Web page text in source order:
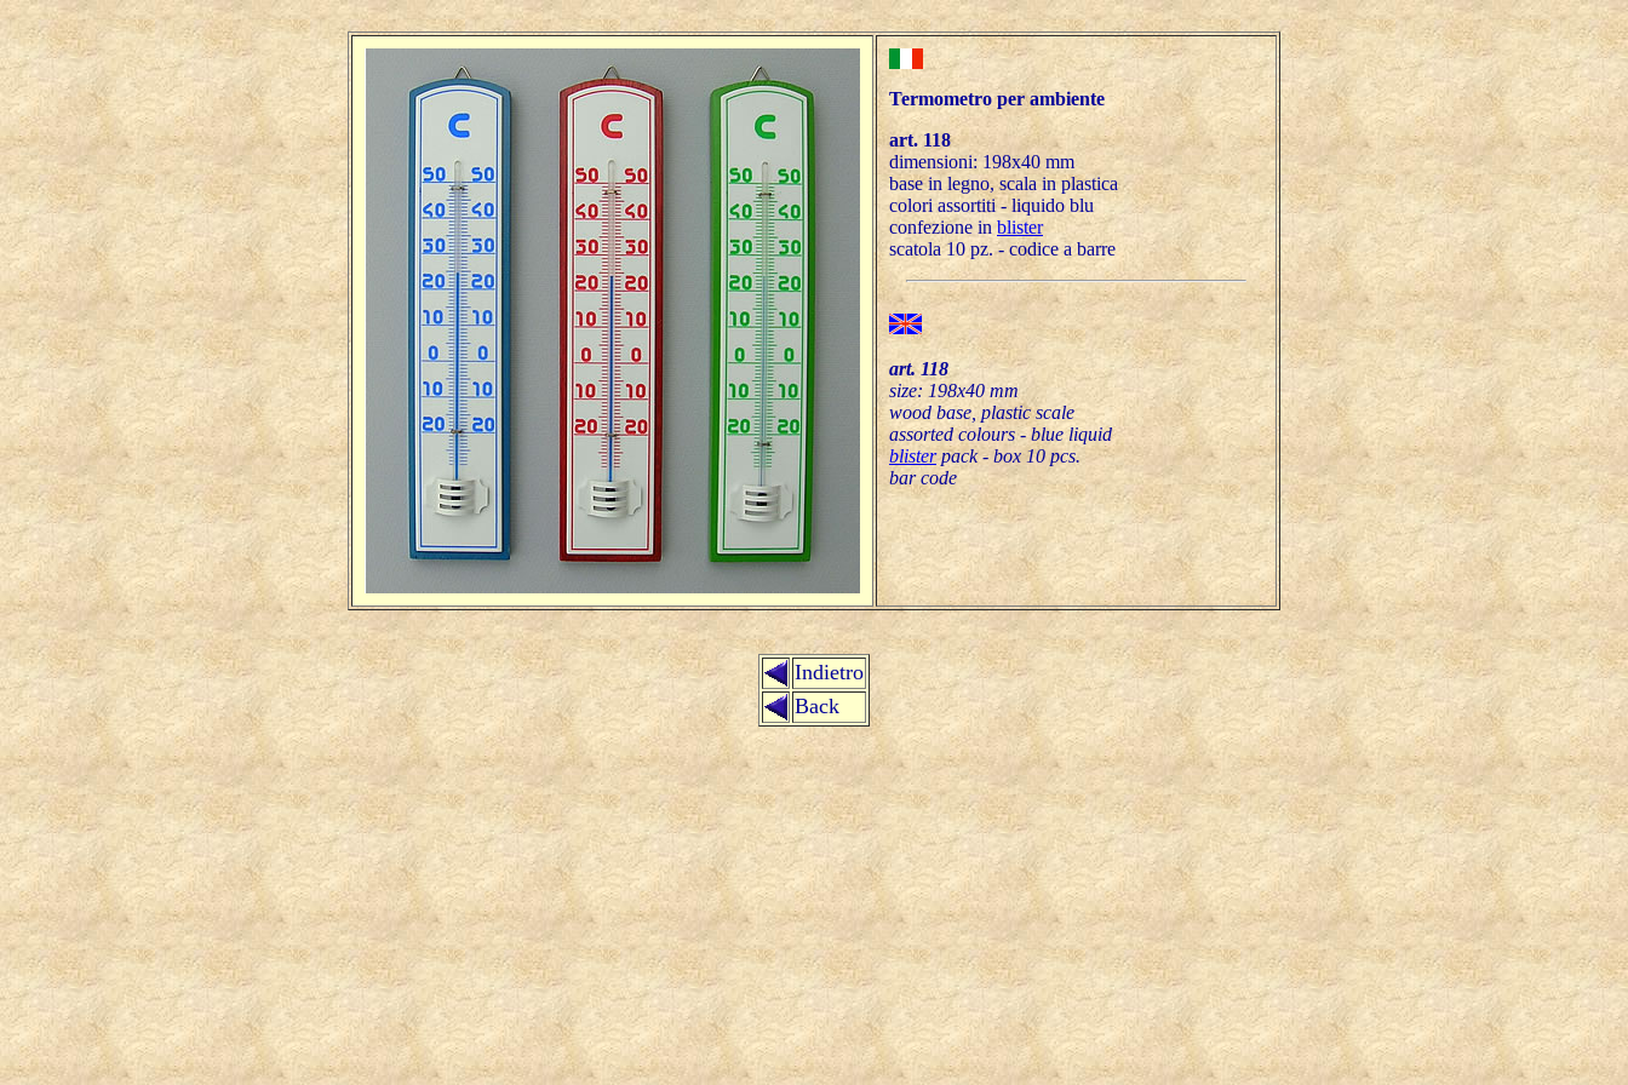
Termometro per ambiente
art. 118
dimensioni: 198x40 mm
base in legno, scala in plastica
colori assortiti - liquido blu
confezione in blister
scatola 10 pz. - codice a barre
art. 118
size: 198x40 mm
wood base, plastic scale
assorted colours - blue liquid
blisterpack - box 10 pcs.
bar code
Indietro
Back